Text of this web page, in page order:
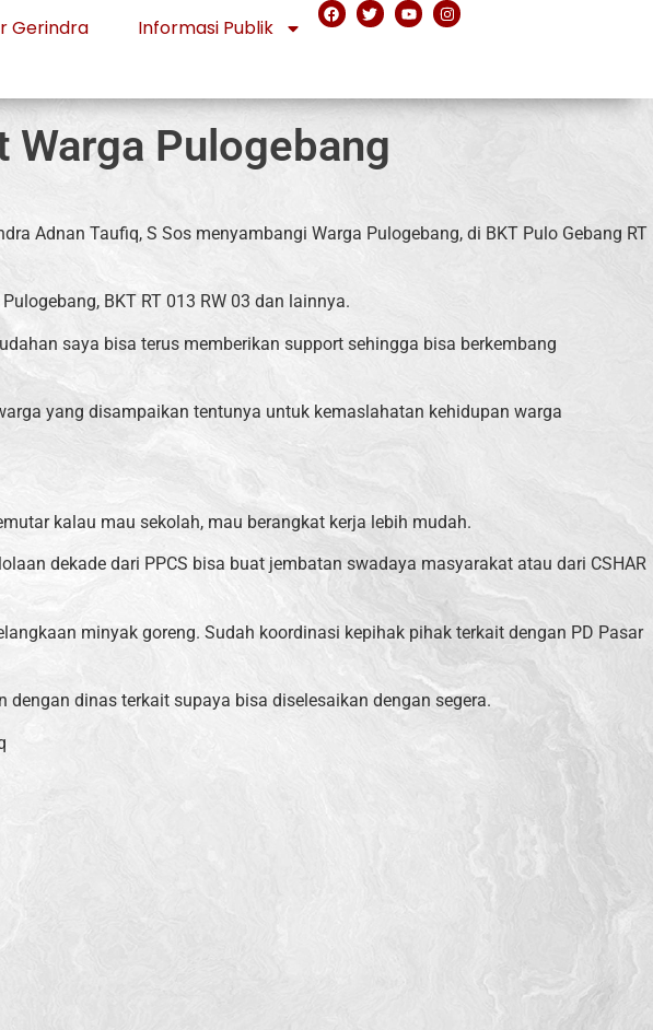
Gerindra Informasi Publik
Pulogebang
Adnan Taufiq, S Sos menyambangi Warga Pulogebang, di BKT Pulo Gebang RT
BKT RT 013 RW 03 dan lainnya.
saya bisa terus memberikan support sehingga bisa berkembang
yang disampaikan tentunya untuk kemaslahatan kehidupan warga
kalau mau sekolah, mau berangkat kerja lebih mudah.
dekade dari PPCS bisa buat jembatan swadaya masyarakat atau dari CSHAR
minyak goreng. Sudah koordinasi kepihak pihak terkait dengan PD Pasar
dinas terkait supaya bisa diselesaikan dengan segera.